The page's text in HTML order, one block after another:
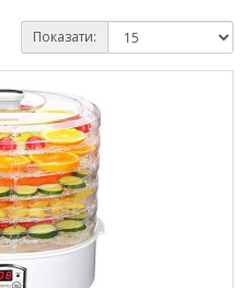
Показати: